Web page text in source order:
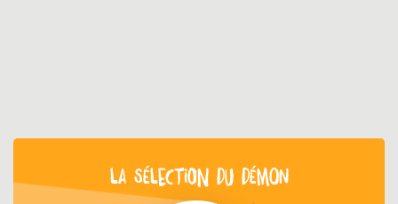
LA SÉLECTION DU DÉMON